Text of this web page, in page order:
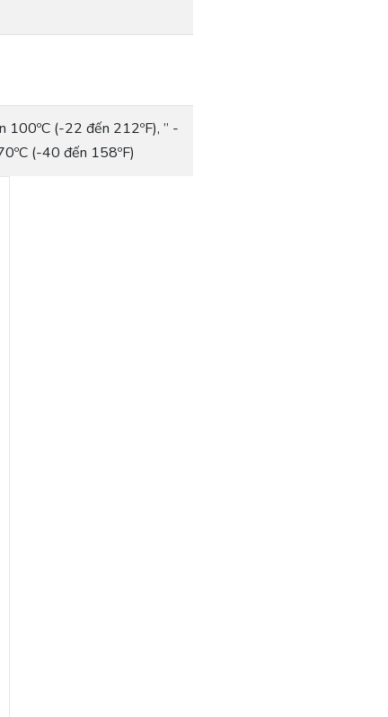
100ºC (-22 đến 212ºF), ” -
(-40 đến 158ºF)